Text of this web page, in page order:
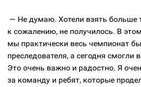
— Не думаю. Хотели взять больше
к сожалению, не получилось. В
мы практически весь чемпионат
преследователя, а сегодня смогли
Это очень важно и радостно. Я
за команду и ребят, которые